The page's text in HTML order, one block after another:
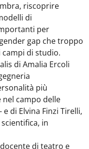
riscoprire
di
per
gap che troppo
di studio.
di Amalia Ercoli
più
campo delle
e di Elvina Finzi Tirelli,
in
docente di teatro e